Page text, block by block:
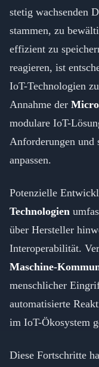
stetig wachsenden
stammen, zu
effizient zu
reagieren, ist
IoT-Technologien
Annahme der
modulare IoT-
Anforderungen und
anpassen.
Potenzielle
Technologien
über Hersteller
Interoperabilität.
Maschine-
menschlicher
automatisierte
im IoT-Ökosystem
Diese Fortschritte